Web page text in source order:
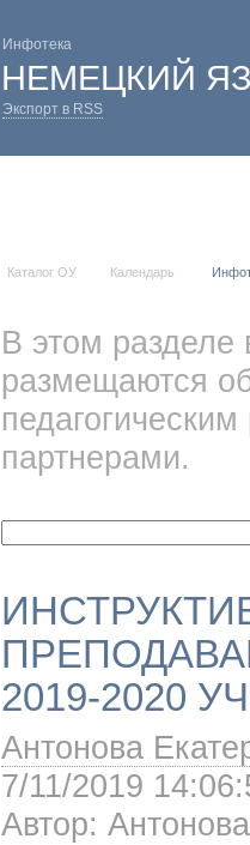
Каталог ОУ Календарь
НЕМЕЦКИЙ
Инфотека
Экспорт в RSS
В этом разделе
размещаются
партнерами.
2019-2020
Антонова
7/11/2019
Автор: